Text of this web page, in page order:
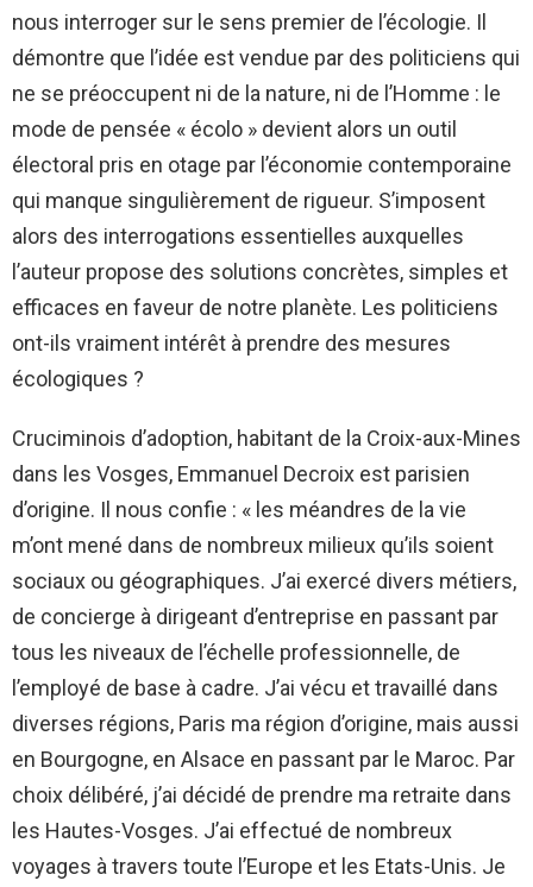
nous interroger sur le sens premier de l’écologie. Il
démontre que l’idée est vendue par des politiciens qui
ne se préoccupent ni de la nature, ni de l’Homme : le
mode de pensée « écolo » devient alors un outil
électoral pris en otage par l’économie contemporaine
qui manque singulièrement de rigueur. S’imposent
alors des interrogations essentielles auxquelles
l’auteur propose des solutions concrètes, simples et
efficaces en faveur de notre planète. Les politiciens
ont-ils vraiment intérêt à prendre des mesures
écologiques ?
Cruciminois d’adoption, habitant de la Croix-aux-Mines
dans les Vosges, Emmanuel Decroix est parisien
d’origine. Il nous confie : « les méandres de la vie
m’ont mené dans de nombreux milieux qu’ils soient
sociaux ou géographiques. J’ai exercé divers métiers,
de concierge à dirigeant d’entreprise en passant par
tous les niveaux de l’échelle professionnelle, de
l’employé de base à cadre. J’ai vécu et travaillé dans
diverses régions, Paris ma région d’origine, mais aussi
en Bourgogne, en Alsace en passant par le Maroc. Par
choix délibéré, j’ai décidé de prendre ma retraite dans
les Hautes-Vosges. J’ai effectué de nombreux
voyages à travers toute l’Europe et les Etats-Unis. Je